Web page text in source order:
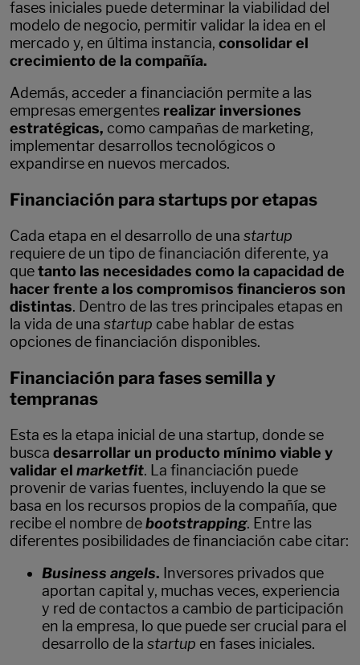
fases iniciales puede determinar la viabilidad del
modelo de negocio, permitir validar la idea en el
mercado y, en última instancia, consolidar el
crecimiento de la compañía.
Además, acceder a financiación permite a las
empresas emergentes realizar inversiones
estratégicas, como campañas de marketing,
implementar desarrollos tecnológicos o
expandirse en nuevos mercados.
Financiación para startups por etapas
Cada etapa en el desarrollo de una startup
requiere de un tipo de financiación diferente, ya
quetanto las necesidades como la capacidad de
hacer frente a los compromisos financieros son
distintas. Dentro de las tres principales etapas en
la vida de una startup cabe hablar de estas
opciones de financiación disponibles.
Financiación para fases semilla y
tempranas
Esta es la etapa inicial de una startup, donde se
busca desarrollar un producto mínimo viable y
validar el marketfit. La financiación puede
provenir de varias fuentes, incluyendo la que se
basa en los recursos propios de la compañía, que
recibe el nombre debootstrapping. Entre las
diferentes posibilidades de financiación cabe citar:
Business angels. Inversores privados que
aportan capital y, muchas veces, experiencia
y red de contactos a cambio de participación
en la empresa, lo que puede ser crucial para el
desarrollo de la startup en fases iniciales.